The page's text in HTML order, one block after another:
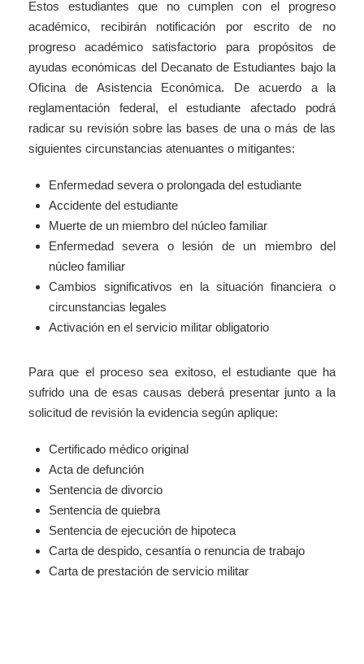
Estos estudiantes que no cumplen con el progreso
académico, recibirán notificación por escrito de no
progreso académico satisfactorio para propósitos de
ayudas económicas del Decanato de Estudiantes bajo la
Oficina de Asistencia Económica. De acuerdo a la
reglamentación federal, el estudiante afectado podrá
radicar su revisión sobre las bases de una o más de las
siguientes circunstancias atenuantes o mitigantes:
Enfermedad severa o prolongada del estudiante
Accidente del estudiante
Muerte de un miembro del núcleo familiar
Enfermedad severa o lesión de un miembro del
núcleo familiar
Cambios significativos en la situación financiera o
circunstancias legales
Activación en el servicio militar obligatorio
Para que el proceso sea exitoso, el estudiante que ha
sufrido una de esas causas deberá presentar junto a la
solicitud de revisión la evidencia según aplique:
Certificado médico original
Acta de defunción
Sentencia de divorcio
Sentencia de quiebra
Sentencia de ejecución de hipoteca
Carta de despido, cesantía o renuncia de trabajo
Carta de prestación de servicio militar